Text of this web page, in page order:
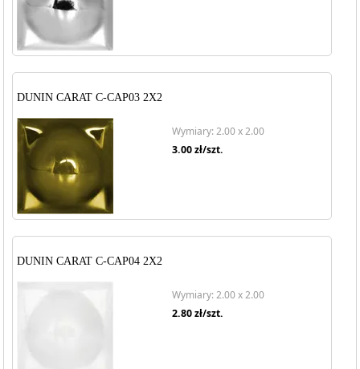
DUNIN CARAT C-CAP03 2X2
Wymiary: 2.00 x 2.00
3.00zł/szt.
DUNIN CARAT C-CAP04 2X2
Wymiary: 2.00 x 2.00
2.80zł/szt.